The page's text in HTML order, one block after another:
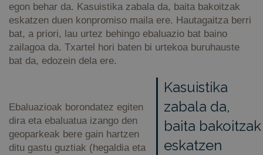
egon behar da. Kasuistika zabala da, baita bakoitzak
eskatzen duen konpromiso maila ere. Hautagaitza berri
bat, a priori, lau urtez behingo ebaluazio bat baino
zailagoa da. Txartel hori baten bi urtekoa buruhauste
bat da, edozein dela ere.
Kasuistika
zabala da,
baita bakoitzak
eskatzen
Ebaluazioak borondatez egiten
dira eta ebaluatua izango den
geoparkeak bere gain hartzen
ditu gastu guztiak (hegaldia eta